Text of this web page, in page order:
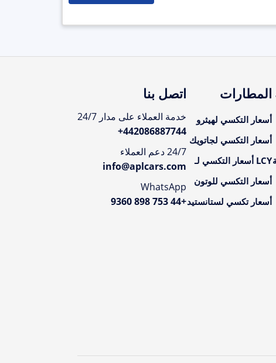
المطارات
أسعار التكسي لهيثرو
أسعار التكسي لجاتويك
LCY أسعار التكسي لـ
أسعار التكسي للوتون
أسعار تكسي لستانستيد
اتصل بنا
خدمة العملاء على مدار 24/7
+442086887744
24/7 دعم العملاء
info@aplcars.com
WhatsApp
+44 753 898 9360